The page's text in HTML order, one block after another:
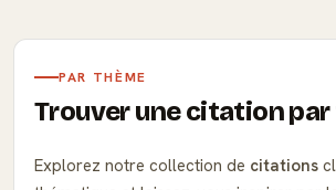
PAR THÈME
Trouver une citation
Explorez notre collection de citations